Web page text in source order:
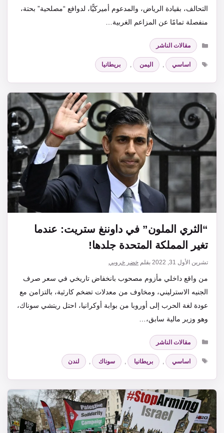
التحالف، بقيادة الرياض، والمدعوم أميركيًّا، لدوافع “مصلحية” بحتة،
منفصلة تمامًا عن المزاعم الغربية…
التصنيفات
مقالات الناشر
الوسوم
اساسي , اليمن , بريطانيا
“الثري الملون” في داوننغ ستريت: عندما
تغير المملكة المتحدة جلدها!
تشرين الأول 31, 2022 بقلم خضر خروبي
من واقع داخلي مأزوم مصحوب بانخفاض تاريخي في سعر صرف
الجنيه الاسترليني، ومخاوف من معدلات تضخم كارثية، بالتزامن مع
عودة لغة الحرب إلى أوروبا من بوابة أوكرانيا، احتل ريتشي سوناك،
وهو وزير مالية سابق،…
التصنيفات
مقالات الناشر
الوسوم
اساسي , بريطانيا , سوناك , لندن